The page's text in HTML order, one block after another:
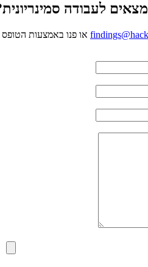
לעבודה
או פנו באמצעות